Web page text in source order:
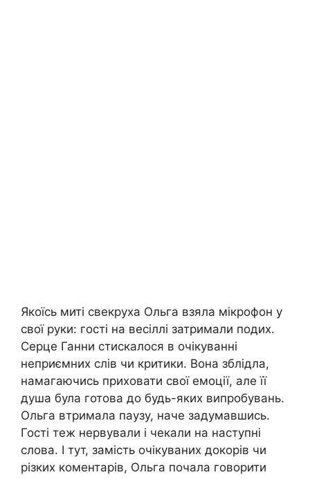
Якоїсь миті свекруха Ольга взяла мікрофон у
свої руки: гості на весіллі затримали подих.
Серце Ганни стискалося в очікуванні
неприємних слів чи критики. Вона зблідла,
намагаючись приховати свої емоції, але її
душа була готова до будь-яких випробувань.
Ольга втримала паузу, наче задумавшись.
Гості теж нервували і чекали на наступні
слова. І тут, замість очікуваних докорів чи
різких коментарів, Ольга почала говорити